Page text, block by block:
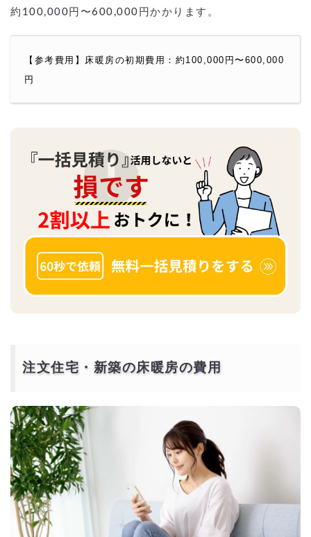
約100,000円〜600,000円かかります。
【参考費用】床暖房の初期費用：約100,000円〜600,000
円
注文住宅・新築の床暖房の費用